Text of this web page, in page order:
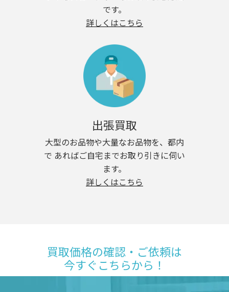
です。
詳しくはこちら
出張買取
大型のお品物や大量なお品物を、都内
で あればご自宅までお取り引きに伺い
ます。
詳しくはこちら
買取価格の確認・ご依頼は
今すぐこちらから！